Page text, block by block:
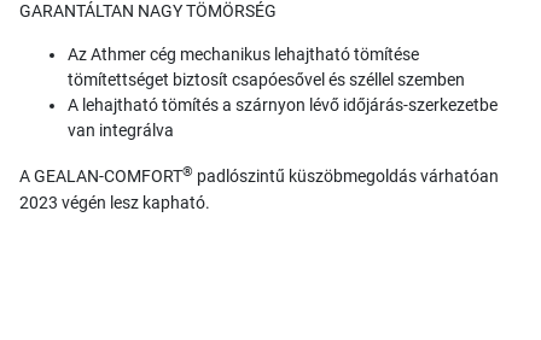
GARANTÁLTAN NAGY TÖMÖRSÉG
Az Athmer cég mechanikus lehajtható tömítése
tömítettséget biztosít csapóesővel és széllel szemben
A lehajtható tömítés a szárnyon lévő időjárás-szerkezetbe
van integrálva
A GEALAN-COMFORT® padlószintű küszöbmegoldás várhatóan
2023 végén lesz kapható.